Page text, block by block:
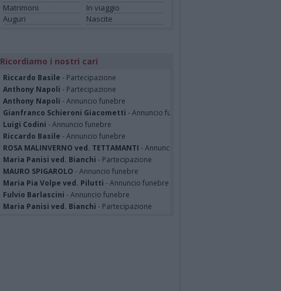
Matrimoni
In viaggio
Auguri
Nascite
Ricordiamo i nostri cari
Riccardo Basile - Partecipazione
Anthony Napoli - Partecipazione
Anthony Napoli - Annuncio funebre
Gianfranco Schieroni Giacometti - Annuncio funebre
Luigi Codini - Annuncio funebre
Riccardo Basile - Annuncio funebre
ROSA MALINVERNO ved. TETTAMANTI - Annuncio funebre
Maria Panisi ved. Bianchi - Partecipazione
MAURO SPIGAROLO - Annuncio funebre
Maria Pia Volpe ved. Pilutti - Annuncio funebre
Fulvio Barlascini - Annuncio funebre
Maria Panisi ved. Bianchi - Partecipazione